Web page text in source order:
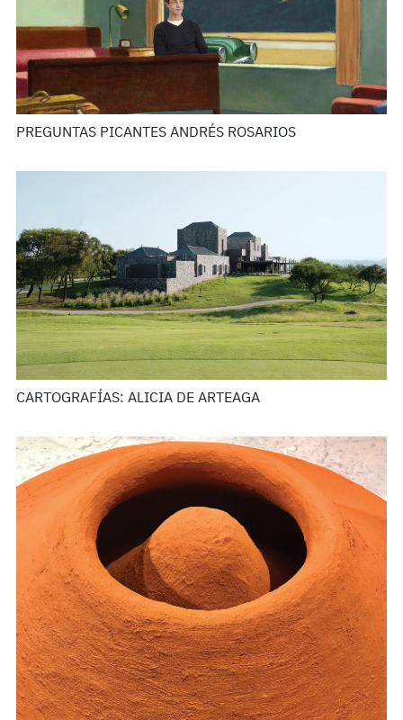
PREGUNTAS PICANTES ANDRÉS ROSARIOS
CARTOGRAFÍAS: ALICIA DE ARTEAGA